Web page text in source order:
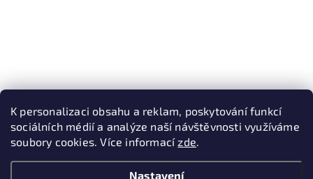
K personalizaci obsahu a reklam, poskytování funkcí
sociálních médií a analýze naší návštěvnosti využíváme
soubory cookies. Více informacízde.
Nastavení